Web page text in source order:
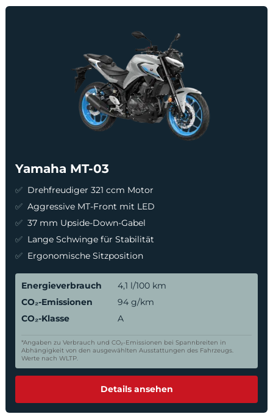
Yamaha MT-03
Drehfreudiger 321 ccm Motor
Aggressive MT-Front mit LED
37 mm Upside-Down-Gabel
Lange Schwinge für Stabilität
Ergonomische Sitzposition
Energieverbrauch
4,1 l/100 km
CO₂-Emissionen
94 g/km
CO₂-Klasse
A
*Angaben zu Verbrauch und CO₂-Emissionen bei Spannbreiten in
Abhängigkeit von den ausgewählten Ausstattungen des Fahrzeugs.
Werte nach WLTP.
Details ansehen